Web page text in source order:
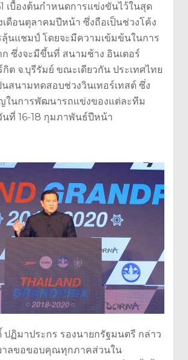
เบื้องต้นกำหนดการแข่งขันไว้ในสุด
ดือนตุลาคมปีหน้า ซึ่งถือเป็นช่วงโค้ง
นแชมป์ โดยจะมีความเข้มข้นในการ
ซึ่งจะมีขึ้นที่ สนามช้าง อินเตอร์
ต จ.บุรีรัมย์ ขณะเดียวกัน ประเทศไทย
นสนามทดสอบช่วงวินเทอร์เทสต์ ซึ่ง
ในการพัฒนารถแข่งของแต่ละทีม
ที่ 16-18 กุมภาพันธ์ปีหน้า
ปฏิมาประกร รองนายกรัฐมนตรี กล่าว
าลขอขอบคุณทุกภาคส่วนใน